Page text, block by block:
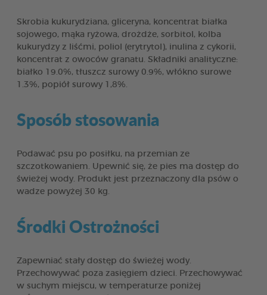
Skrobia kukurydziana, gliceryna, koncentrat białka
sojowego, mąka ryżowa, drożdże, sorbitol, kolba
kukurydzy z liśćmi, poliol (erytrytol), inulina z cykorii,
koncentrat z owoców granatu. Składniki analityczne:
białko 19.0%, tłuszcz surowy 0.9%, włókno surowe
1.3%, popiół surowy 1,8%.
Sposób stosowania
Podawać psu po posiłku, na przemian ze
szczotkowaniem. Upewnić się, że pies ma dostęp do
świeżej wody. Produkt jest przeznaczony dla psów o
wadze powyżej 30 kg.
Środki Ostrożności
Zapewniać stały dostęp do świeżej wody.
Przechowywać poza zasięgiem dzieci. Przechowywać
w suchym miejscu, w temperaturze poniżej